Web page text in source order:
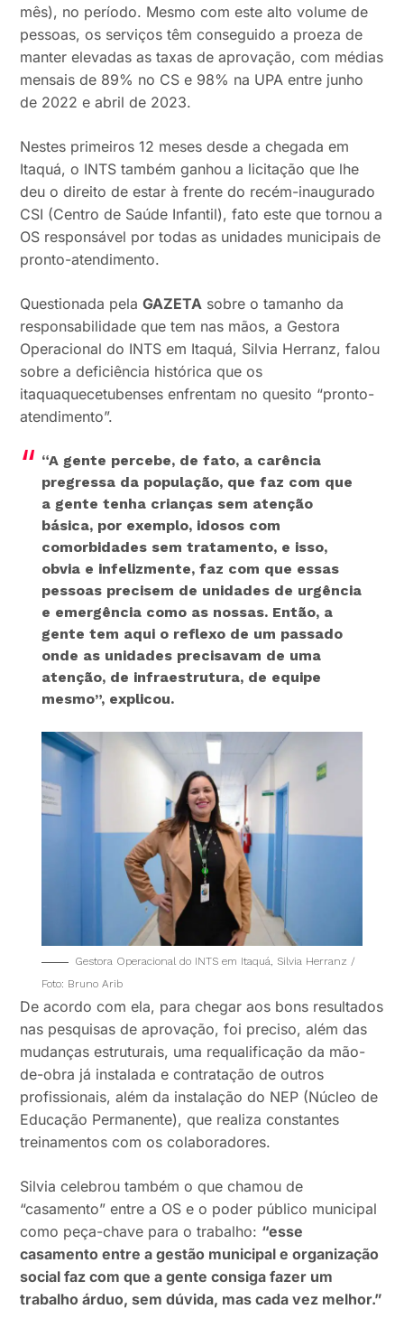
mês), no período. Mesmo com este alto volume de
pessoas, os serviços têm conseguido a proeza de
manter elevadas as taxas de aprovação, com médias
mensais de 89% no CS e 98% na UPA entre junho
de 2022 e abril de 2023.
Nestes primeiros 12 meses desde a chegada em
Itaquá, o INTS também ganhou a licitação que lhe
deu o direito de estar à frente do recém-inaugurado
CSI (Centro de Saúde Infantil), fato este que tornou a
OS responsável por todas as unidades municipais de
pronto-atendimento.
Questionada pelaGAZETA sobre o tamanho da
responsabilidade que tem nas mãos, a Gestora
Operacional do INTS em Itaquá, Silvia Herranz, falou
sobre a deficiência histórica que os
itaquaquecetubenses enfrentam no quesito “pronto-
atendimento”.
“A gente percebe, de fato, a carência
pregressa da população, que faz com que
a gente tenha crianças sem atenção
básica, por exemplo, idosos com
comorbidades sem tratamento, e isso,
obvia e infelizmente, faz com que essas
pessoas precisem de unidades de urgência
e emergência como as nossas. Então, a
gente tem aqui o reflexo de um passado
onde as unidades precisavam de uma
atenção, de infraestrutura, de equipe
mesmo”, explicou.
Gestora Operacional do INTS em Itaquá, Silvia Herranz /
Foto: Bruno Arib
De acordo com ela, para chegar aos bons resultados
nas pesquisas de aprovação, foi preciso, além das
mudanças estruturais, uma requalificação da mão-
de-obra já instalada e contratação de outros
profissionais, além da instalação do NEP (Núcleo de
Educação Permanente), que realiza constantes
treinamentos com os colaboradores.
Silvia celebrou também o que chamou de
“casamento” entre a OS e o poder público municipal
como peça-chave para o trabalho: “esse
casamento entre a gestão municipal e organização
social faz com que a gente consiga fazer um
trabalho árduo, sem dúvida, mas cada vez melhor.”